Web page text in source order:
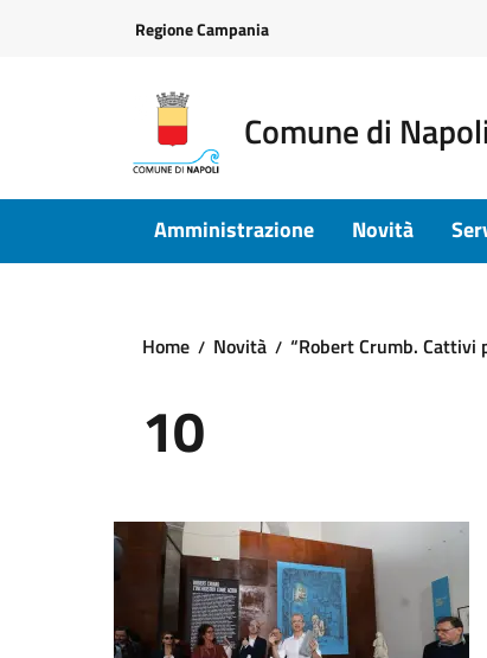
Regione Campania
Comune di Napoli
Amministrazione Novità
Home Novità “Robert Crumb.
10